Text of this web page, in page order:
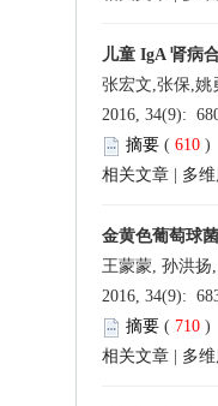
儿童 IgA 肾病
张宏文,张保,姚
2016, 34(9):
摘要 (610 )
相关文章
多
金黄色葡萄球
王蒙蒙, 孙洪扬
2016, 34(9):
摘要 ( 710 )
相关文章
多